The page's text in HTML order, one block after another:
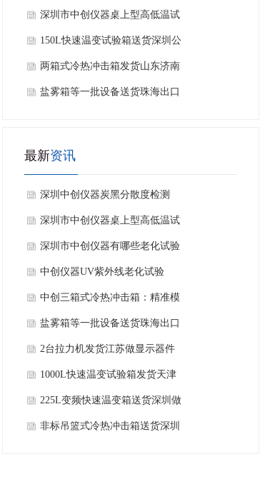
深圳市中创仪器桌上型高低温试
验箱 产品测试应用介绍
150L快速温变试验箱送货深圳公
司
两箱式冷热冲击箱发货山东济南
做芯片封装客户公司
盐雾箱等一批设备送货珠海出口
最新资讯
深圳中创仪器炭黑分散度检测
仪：测什么、有什么用
深圳市中创仪器桌上型高低温试
验箱 产品测试应用介绍
深圳市中创仪器有哪些老化试验
箱？
中创仪器UV紫外线老化试验
箱：赋能汽车行业耐候性品质检
测
中创三箱式冷热冲击箱：精准模
拟极端环境，源头厂家为您保驾
护航
盐雾箱等一批设备送货珠海出口
泰国工厂客户公司
2台拉力机发货江苏做显示器件
客户公司
1000L快速温变试验箱发货天津
老客户公司
225L变频快速温变箱送货深圳做
变压器老客户公司
非标吊篮式冷热冲击箱送货深圳